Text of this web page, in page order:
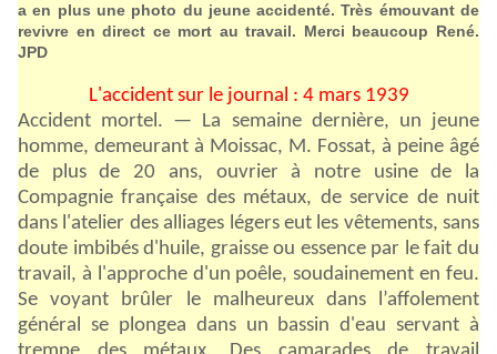
a en plus une photo du jeune accidenté. Très émouvant de
revivre en direct ce mort au travail. Merci beaucoup René.
JPD
L'accident sur le journal : 4 mars 1939
Accident mortel. — La semaine dernière, un jeune
homme, demeurant à Moissac, M. Fossat, à peine âgé
de plus de 20 ans, ouvrier à notre usine de la
Compagnie française des métaux, de service de nuit
dans l'atelier des alliages légers eut les vêtements, sans
doute imbibés d'huile, graisse ou essence par le fait du
travail, à l'approche d'un poêle, soudainement en feu.
Se voyant brûler le malheureux dans l’affolement
général se plongea dans un bassin d'eau servant à